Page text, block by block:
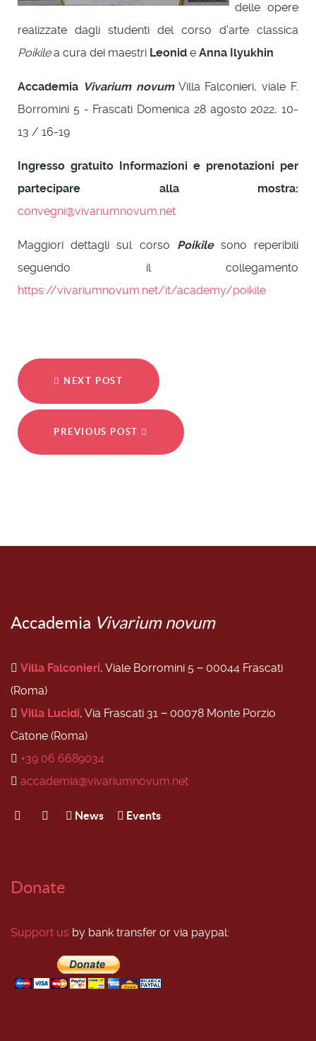
delle opere
realizzate dagli studenti del corso d'arte classica
Poikilea cura dei maestri Leonid e Anna Ilyukhin
Accademia Vivarium novumVilla Falconieri, viale F.
Borromini 5 - Frascati Domenica 28 agosto 2022, 10-
13 / 16-19
Ingresso gratuito Informazioni e prenotazioni per
partecipare alla mostra:
convegni@vivariumnovum.net
Maggiori dettagli sul corso Poikilesono reperibili
seguendo il collegamento
https://vivariumnovum.net/it/academy/poikile
NEXT POST
PREVIOUS POST
Accademia Vivarium novum
Villa Falconieri, Viale Borromini 5 − 00044 Frascati
(Roma)
Villa Lucidi, Via Frascati 31 − 00078 Monte Porzio
Catone (Roma)
+39 06 6689034
accademia@vivariumnovum.net
News Events
Donate
Support us by bank transfer or via paypal: